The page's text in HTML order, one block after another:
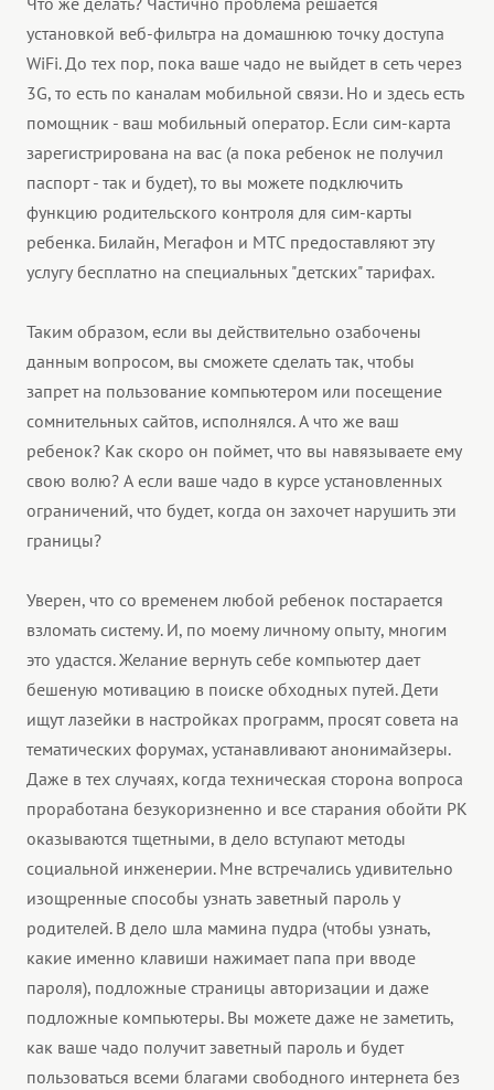
установкой веб-фильтра на домашнюю точку доступа
WiFi. До тех пор, пока ваше чадо не выйдет в сеть через
3G, то есть по каналам мобильной связи. Но и здесь есть
помощник - ваш мобильный оператор. Если сим-карта
зарегистрирована на вас (а пока ребенок не получил
паспорт - так и будет), то вы можете подключить
функцию родительского контроля для сим-карты
ребенка. Билайн, Мегафон и МТС предоставляют эту
услугу бесплатно на специальных "детских" тарифах.
Таким образом, если вы действительно озабочены
данным вопросом, вы сможете сделать так, чтобы
запрет на пользование компьютером или посещение
сомнительных сайтов, исполнялся. А что же ваш
ребенок? Как скоро он поймет, что вы навязываете ему
свою волю? А если ваше чадо в курсе установленных
ограничений, что будет, когда он захочет нарушить эти
границы?
Уверен, что со временем любой ребенок постарается
взломать систему. И, по моему личному опыту, многим
это удастся. Желание вернуть себе компьютер дает
бешеную мотивацию в поиске обходных путей. Дети
ищут лазейки в настройках программ, просят совета на
тематических форумах, устанавливают анонимайзеры.
Даже в тех случаях, когда техническая сторона вопроса
проработана безукоризненно и все старания обойти РК
оказываются тщетными, в дело вступают методы
социальной инженерии. Мне встречались удивительно
изощренные способы узнать заветный пароль у
родителей. В дело шла мамина пудра (чтобы узнать,
какие именно клавиши нажимает папа при вводе
пароля), подложные страницы авторизации и даже
подложные компьютеры. Вы можете даже не заметить,
как ваше чадо получит заветный пароль и будет
пользоваться всеми благами свободного интернета без